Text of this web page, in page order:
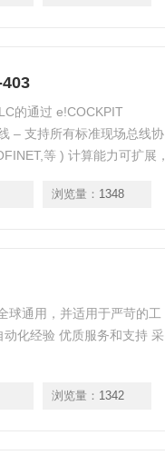
的通过 e!COCKPIT
– 支持所有标准现场总线协
等 ) 计算能力可扩展，
浏览量： 1348
球通用，并适用于严苛的工
化经验 优质服务和支持 采
浏览量： 1342